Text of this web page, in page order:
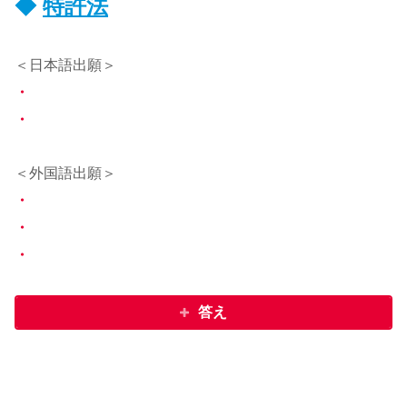
◆ 特許法
＜日本語出願＞
・
・
＜外国語出願＞
・
・
・
答え